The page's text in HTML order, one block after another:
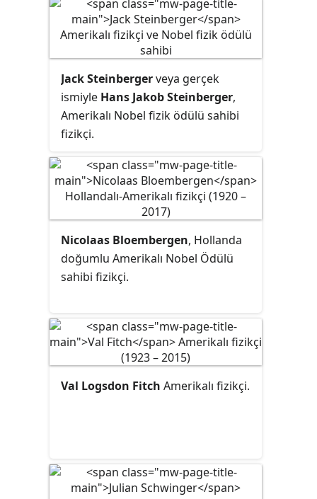
Jack Steinbergerveya gerçek
ismiyle Hans Jakob Steinberger,
Amerikalı Nobel fizik ödülü sahibi
fizikçi.
Nicolaas Bloembergen, Hollanda
doğumlu Amerikalı Nobel Ödülü
sahibi fizikçi.
Val Logsdon Fitch Amerikalı fizikçi.